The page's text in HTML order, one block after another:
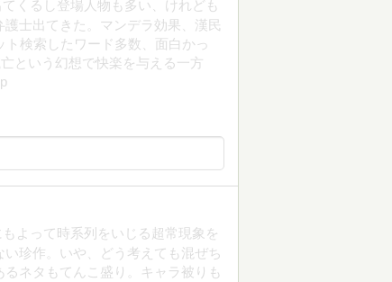
くるし登場人物も多い、けれども
士出てきた。マンデラ効果、漢民
検索したワード多数、面白かっ
という幻想で快楽を与える一方
よって時系列をいじる超常現象を
珍作。いや、どう考えても混ぜち
ネタもてんこ盛り。キャラ被りも